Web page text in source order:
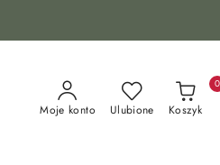
Moje konto Ulubione Koszyk
0